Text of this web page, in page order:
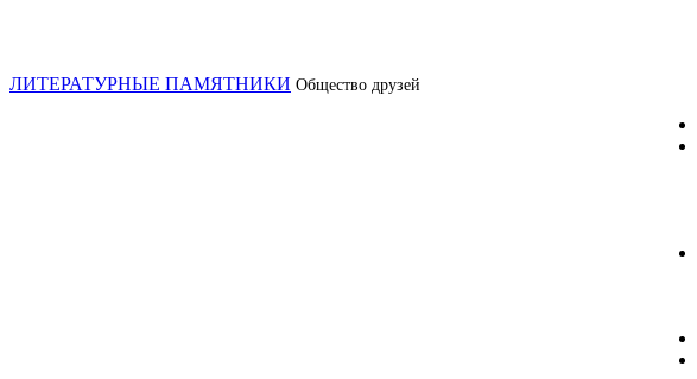
ЛИТЕРАТУРНЫЕ ПАМЯТНИКИ Общество друзей